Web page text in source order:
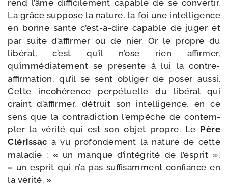
rend l’âme dif­fi­ci­le­ment capable de se conver­tir.
La grâce sup­pose la nature, la foi une intel­li­gence
en bonne san­té c’est-à-dire capable de juger et
par suite d’affirmer ou de nier. Or le propre du
libé­ral, c’est qu’il n’ose rien affir­mer,
qu’immédiatement se pré­sente à lui la contre-​
affirmation, qu’il se sent obli­ger de poser aus­si.
Cette inco­hé­rence per­pé­tuelle du libé­ral qui
craint d’affirmer, détruit son intel­li­gence, en ce
sens que la contra­dic­tion l’empêche de contem­
pler la véri­té qui est son objet propre. Le Père
Clérissac a vu pro­fon­dé­ment la nature de cette
mala­die : « un manque d’intégrité de l’esprit »,
« un esprit qui n’a pas suf­fi­sam­ment confiance en
la vérité. »